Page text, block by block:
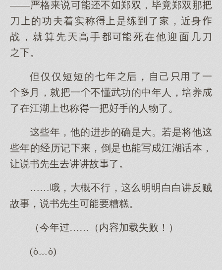
——严格说不郑双，毕竟郑双那
刀的功夫着实称是练了，近身
战，就算先高手死在他迎面几刀
。
但仅仅短短的七年，己了一
月，就一不懂武功的中年人，培养
了在江湖称一手的人物了。
些年，他的进步的确是。若是将他
些年的经历记，倒是写江湖话本，
让说书先生讲讲故了。
……哦，概不行，明明白白讲反贼
故，说书先生糟糕。
（今年……（内容加载失败！）
(ò﹏ò)